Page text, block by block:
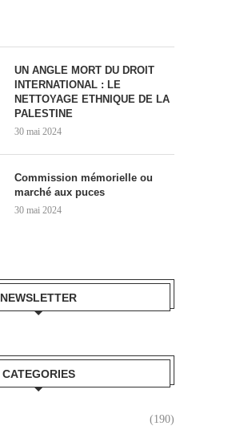
UN ANGLE MORT DU DROIT
INTERNATIONAL : LE
NETTOYAGE ETHNIQUE DE LA
PALESTINE
30 mai 2024
Commission mémorielle ou
marché aux puces
30 mai 2024
NEWSLETTER
CATEGORIES
(190)